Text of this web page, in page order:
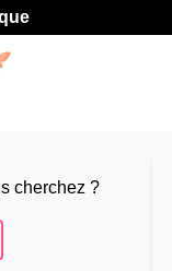
cherchez ?